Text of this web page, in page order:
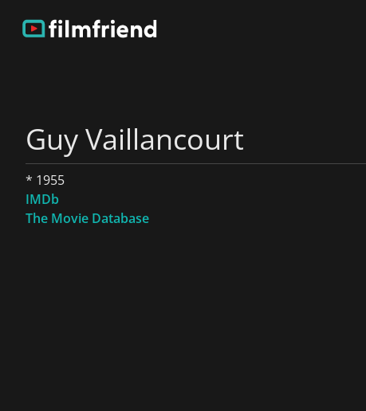
Guy Vaillancourt
* 1955
IMDb
The Movie Database